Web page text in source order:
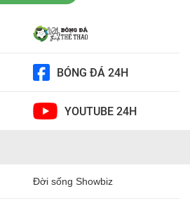
BÓNG ĐÁ 24H
YOUTUBE 24H
Đời sống Showbiz